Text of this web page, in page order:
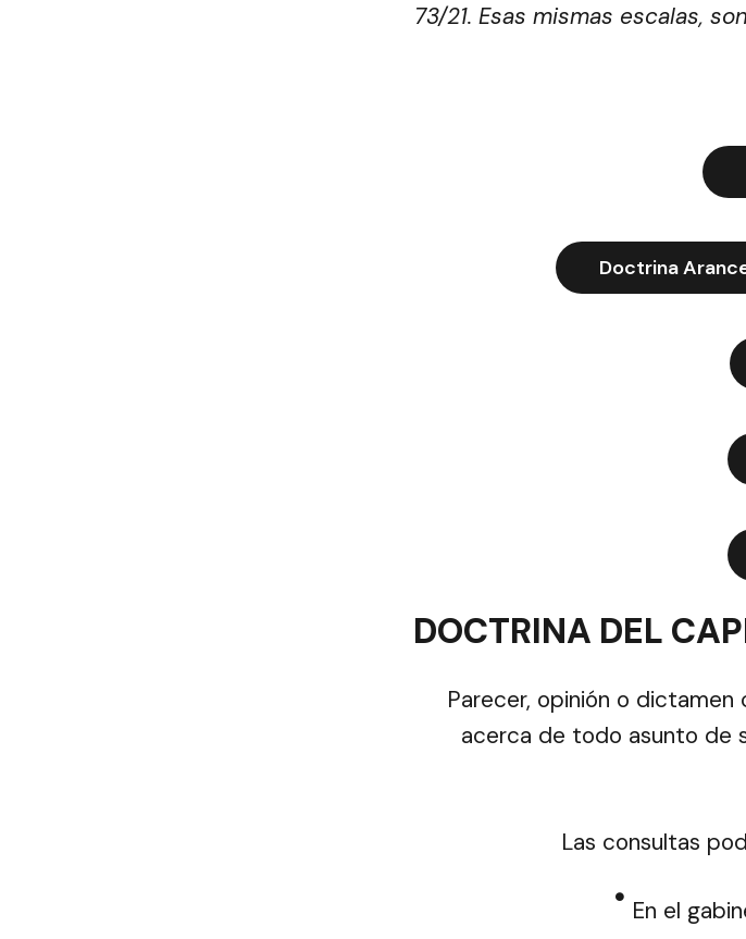
73/21. Esas mismas escalas,
Doctrina
DOCTRINA DEL
Parecer, opinión o
acerca de todo asunto de
Las consultas
En el